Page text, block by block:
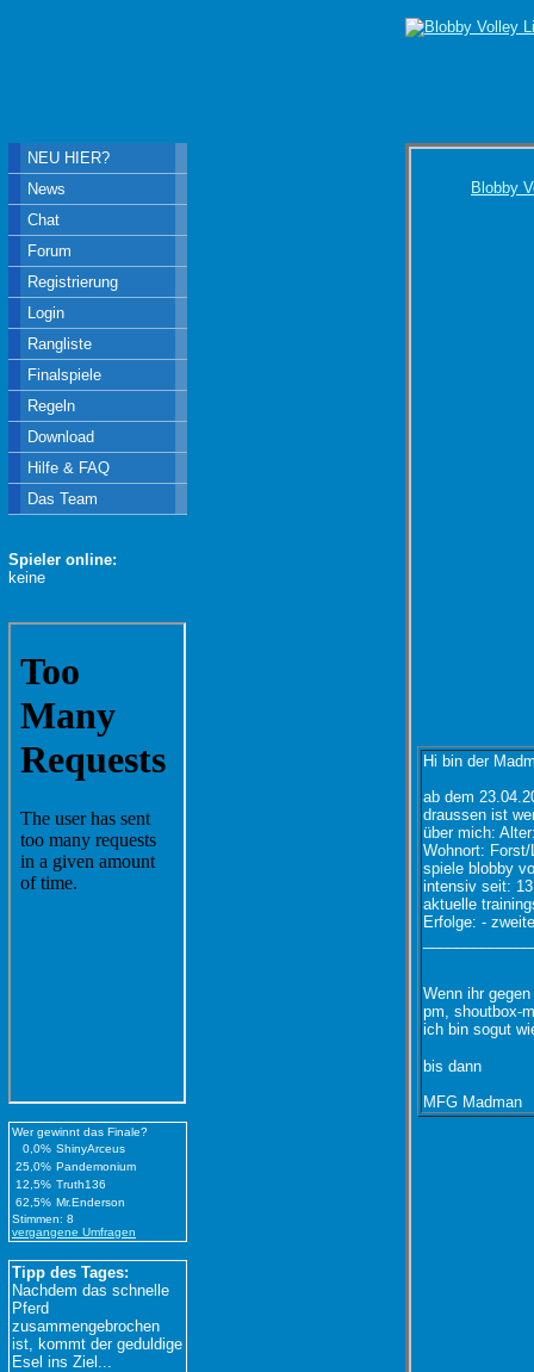
Blobby
Hi bin der
ab dem
draussen ist
über mich:
Wohnort:
spiele blobby
intensiv seit:
aktuelle
Erfolge: -
Wenn ihr
pm, shoutbox-
ich bin sogut
bis dann
MFG Madman
NEU HIER?
News
Chat
Forum
Registrierung
Login
Rangliste
Finalspiele
Regeln
Download
Hilfe & FAQ
Das Team
Spieler online:
keine
Wer gewinnt das Finale?
0,0% ShinyArceus
25,0% Pandemonium
12,5% Truth136
62,5% Mr.Enderson
Stimmen: 8
vergangene Umfragen
Tipp des Tages:
Nachdem das schnelle
Pferd
zusammengebrochen
ist, kommt der geduldige
Esel ins Ziel...